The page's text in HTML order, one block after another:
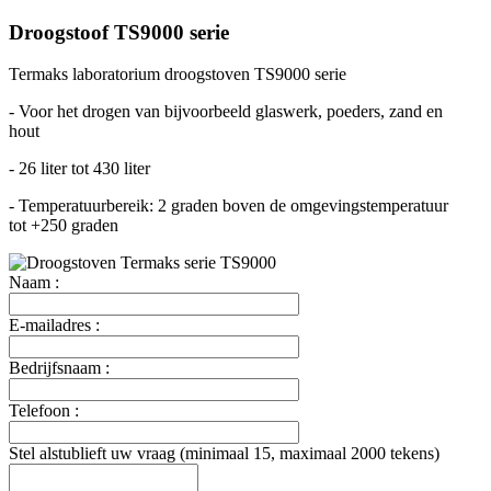
Droogstoof TS9000 serie
Termaks laboratorium droogstoven TS9000 serie
- Voor het drogen van bijvoorbeeld glaswerk, poeders, zand en
hout
- 26 liter tot 430 liter
- Temperatuurbereik: 2 graden boven de omgevingstemperatuur
tot +250 graden
Naam :
E-mailadres :
Bedrijfsnaam :
Telefoon :
Stel alstublieft uw vraag (minimaal 15, maximaal 2000 tekens)